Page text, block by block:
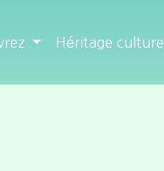
Héritage culturel